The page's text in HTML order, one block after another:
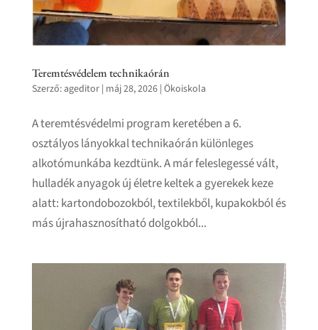
Teremtésvédelem technikaórán
Szerző:ageditor| máj 28, 2026| Ökoiskola
A teremtésvédelmi program keretében a 6.
osztályos lányokkal technikaórán különleges
alkotómunkába kezdtünk. A már feleslegessé vált,
hulladék anyagok új életre keltek a gyerekek keze
alatt: kartondobozokból, textilekből, kupakokból és
más újrahasznosítható dolgokból...